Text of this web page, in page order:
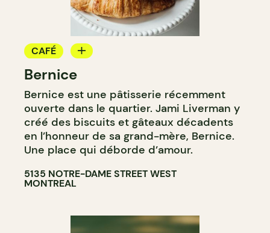
CAFÉ
BOULANGERIE
COMPTOIR
Bernice
Bernice est une pâtisserie récemment
ouverte dans le quartier. Jami Liverman y
créé des biscuits et gâteaux décadents
en l’honneur de sa grand-mère, Bernice.
Une place qui déborde d’amour.
5135 NOTRE-DAME STREET WEST
MONTREAL